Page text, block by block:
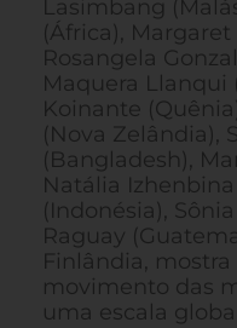
Lasimbang
(África),
Rosangela
Maquera Llanqui
Koinante
(Nova Zelândia),
(Bangladesh),
Natália
(Indonésia),
Raguay
Finlândia,
movimento das
uma escala